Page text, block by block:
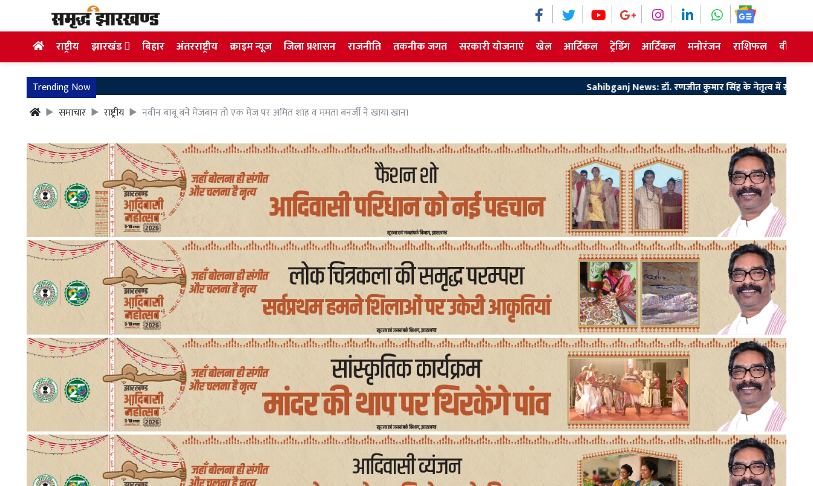
राष्ट्रीय झारखंड बिहार अंतरराष्ट्रीय क्राइम न्यूज जिला प्रशासन राजनीति तकनीक जगत सरकारी योजनाएं खेल आर्टिकल ट्रेंडिंग आर्टिकल मनोरंजन राशिफल वीडियो
Trending Now
Sahibganj News: डॉ. रणजीत कुमार सिंह के नेतृत्व में साहिबगंज कॉलेज को फिर
समाचार
राष्ट्रीय नवीन बाबू बने मेजबान तो एक मेज पर अमित शाह व ममता बनर्जी ने खाया खाना